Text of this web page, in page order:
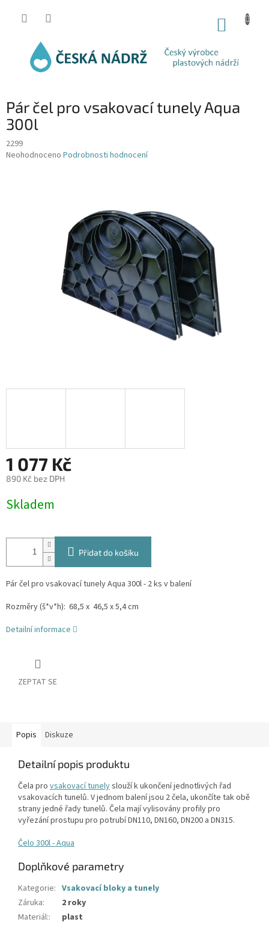
Pár čel pro vsakovací tunely Aqua
300l
2299
Průměrné
Neohodnoceno Podrobnosti hodnocení
1 077 Kč
890 Kč bez DPH
cena:
Skladem
Přidat do košíku
Pár čel pro vsakovací tunely Aqua 300l - 2 ks v balení
Rozměry (š*v*h): 68,5 x 46,5 x 5,4 cm
Detailní informace
ZEPTAT SE
Popis Diskuze
Detailní popis produktu
Čela pro vsakovací tunelyslouží k ukončení jednotlivých řad
vsakovacích tunelů. V jednom balení jsou 2 čela, ukončíte tak obě
strany jedné řady tunelů. Čela mají vylisovány profily pro
vyřezání prostupu pro potrubí DN110, DN160, DN200 a DN315.
Čelo 300l - Aqua
Doplňkové parametry
Kategorie: Vsakovací bloky a tunely
Záruka:
2 roky
Materiál::
plast